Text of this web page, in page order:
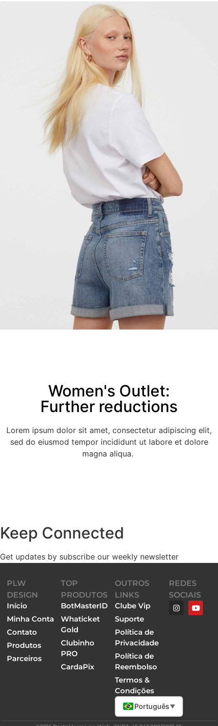
Women's Outlet:
Further reductions
Lorem ipsum dolor sit amet, consectetur adipiscing elit,
sed do eiusmod tempor incididunt ut labore et dolore
magna aliqua.
Keep Connected
Get updates by subscribe our weekly newsletter
PLW
DESIGN
Início
Minha Conta
Contato
Produtos
Parceiros
TOP
PRODUTOS
BotMasterID
Whaticket
Gold
Clubinho
PRO
CardaPix
OUTROS
LINKS
Clube Vip
Suporte
Política de
Privacidade
Política de
Reembolso
Termos &
Condições
Português ▼
REDES
SOCIAIS